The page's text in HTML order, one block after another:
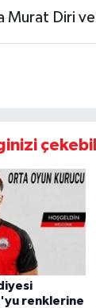
Murat Diri
renklerine